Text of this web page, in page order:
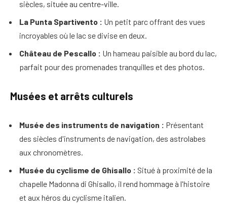
siècles, située au centre-ville.
La Punta Spartivento : Un petit parc offrant des vues
incroyables où le lac se divise en deux.
Château de Pescallo : Un hameau paisible au bord du lac,
parfait pour des promenades tranquilles et des photos.
Musées et arrêts culturels
Musée des instruments de navigation : Présentant
des siècles d'instruments de navigation, des astrolabes
aux chronomètres.
Musée du cyclisme de Ghisallo : Situé à proximité de la
chapelle Madonna di Ghisallo, il rend hommage à l'histoire
et aux héros du cyclisme italien.